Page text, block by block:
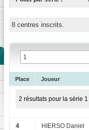
8 centres inscrits.
Place Joueur
2 résultats pour la série 1
4 HIERSO Daniel